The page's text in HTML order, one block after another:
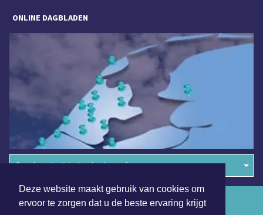
Deze website maakt gebruik van cookies om
ervoor te zorgen dat u de beste ervaring krijgt
ONLINE DAGBLADEN
Overige dagbladen in de regio
Algemene voorwaarden